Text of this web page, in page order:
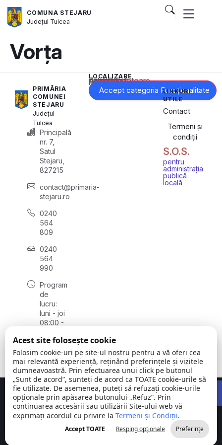
COMUNA STEJARU
Județul Tulcea
Vorța
PRIMĂRIA
COMUNEI
STEJARU
Județul
Tulcea
Principală
nr. 7,
Satul
Stejaru,
827215
contact@primaria-
stejaru.ro
0240
564
809
0240
564
990
Program
de
lucru:
luni - joi
08:00 -
vineri
08:00 -
14:00
LOCALIZARE
Acest conținut este blocat până când acceptați categoria corespunzătoare de cookie-uri.
Accept categoria Funcționalitate
LINKURI
UTILE
Contact
Termeni și
condiții
S.O.S.
pentru
administrația
publică
locală
Comuna
Stejaru |
județul Tulcea
©
2026
Toate
drepturile
rezervate
Concept realizat deBig Media Relații Publice SRL
Acest site folosește cookie
Folosim cookie-uri pe site-ul nostru pentru a vă oferi cea
mai relevantă experiență, reținând preferințele și vizitele
dumneavoastră. Prin efectuarea unui click pe butonul
„Sunt de acord”, sunteți de acord ca TOATE cookie-urile să
fie utilizate. De asemenea, puteți să refuzați cookie-urile
opționale prin apăsarea butonului „Refuz”. Prin
continuarea accesării sau utilizării Site-ului web vă
exprimați acordul cu privire la Termeni și Condiții.
Accept TOATE Resping opționale Preferințe